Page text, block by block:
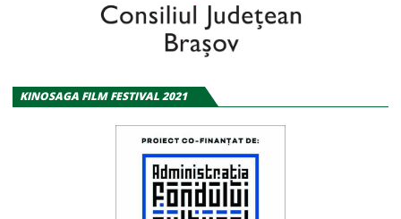
KINOSAGA FILM FESTIVAL 2021